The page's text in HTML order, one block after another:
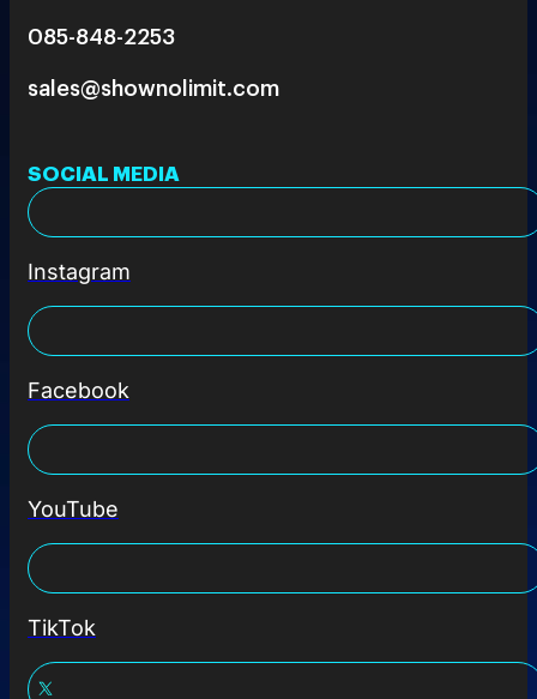
085-848-2253
sales@shownolimit.com
SOCIAL MEDIA
Instagram
Facebook
YouTube
TikTok